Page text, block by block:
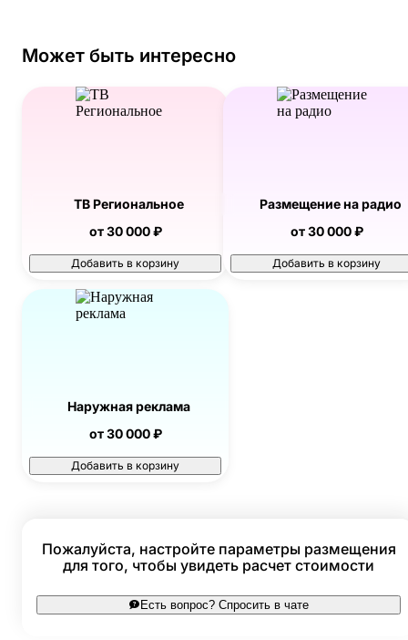
Может быть интересно
ТВ Региональное
от 30 000 ₽
Добавить в корзину
Размещение на радио
от 30 000 ₽
Добавить в корзину
Наружная реклама
от 30 000 ₽
Добавить в корзину
Пожалуйста, настройте параметры размещения
для того, чтобы увидеть расчет стоимости
Есть вопрос? Спросить в чате